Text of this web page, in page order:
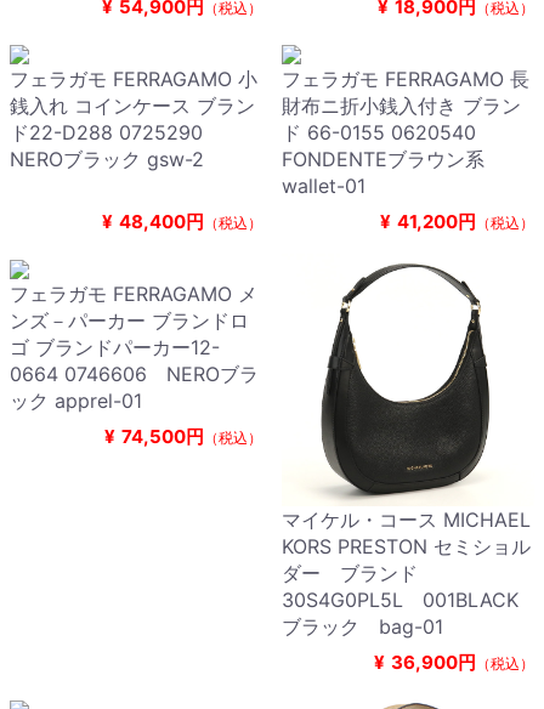
¥ 54,900円 （税込） ¥ 18,900円 （税込）
フェラガモ FERRAGAMO 小
銭入れ コインケース ブラン
ド22-D288 0725290
NEROブラック gsw-2
¥ 48,400円 （税込）
フェラガモ FERRAGAMO 長
財布ニ折小銭入付き ブラン
ド 66-0155 0620540
FONDENTEブラウン系
wallet-01
¥ 41,200円 （税込）
フェラガモ FERRAGAMO メ
ンズ－パーカー ブランドロ
ゴ ブランドパーカー12-
0664 0746606 NEROブラ
ック apprel-01
¥ 74,500円 （税込）
マイケル・コース MICHAEL
KORS PRESTON セミショル
ダー ブランド
30S4G0PL5L 001BLACK
ブラック bag-01
¥ 36,900円 （税込）